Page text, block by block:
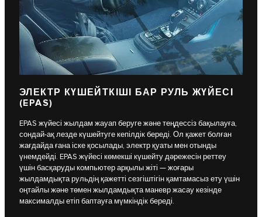
ЭЛЕКТР КҮШЕЙТКІШІ БАР РУЛЬ ЖҮЙЕСІ
(EPAS)
EPAS жүйесі жылдам жауап беруге және теңдессіз бақылауға,
сондай-ақ лезде күшейтуге кепілдік береді. Ол қажет болған
жағдайда ғана іске қосылады, электр қуаты мен отынды
үнемдейді. EPAS жүйесі көмекші күшейту дәрежесін реттеу
үшін басқаруды компьютер арқылы жіті — жоғары
жылдамдықта рульдің қажетті сезгіштігін қамтамасыз ету үшін
оңтайлы және төмен жылдамдықта маневр жасау кезінде
максималды етіп баптауға мүмкіндік береді.